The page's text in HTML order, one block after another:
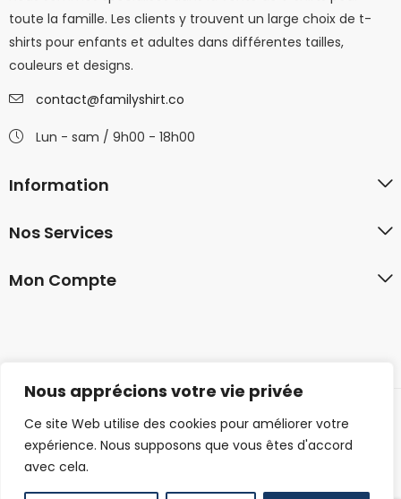
Nous apprécions votre vie privée
Ce site Web utilise des cookies pour améliorer votre
expérience. Nous supposons que vous êtes d'accord
avec cela.
toute la famille. Les clients y trouvent un large choix de t-
shirts pour enfants et adultes dans différentes tailles,
couleurs et designs.
contact@familyshirt.co
Lun - sam / 9h00 - 18h00
Information
Nos Services
Mon Compte
© 2026 familyshirt.co. Tous droits réservés.